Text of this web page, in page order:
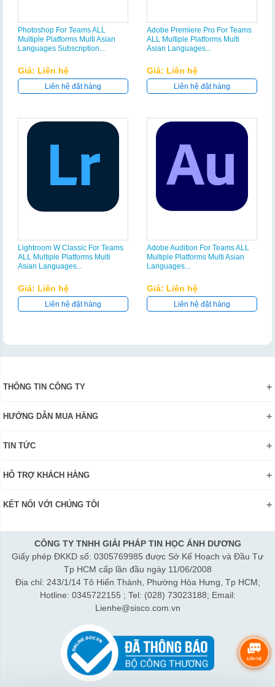
Photoshop For Teams ALL
Multiple Platforms Multi Asian
Languages Subscription...
Giá: Liên hệ
Liên hệ đặt hàng
Adobe Premiere Pro For Teams
ALL Multiple Platforms Multi
Asian Languages...
Giá: Liên hệ
Liên hệ đặt hàng
Lightroom W Classic For Teams
ALL Multiple Platforms Multi
Asian Languages...
Giá: Liên hệ
Liên hệ đặt hàng
Adobe Audition For Teams ALL
Multiple Platforms Multi Asian
Languages...
Giá: Liên hệ
Liên hệ đặt hàng
THÔNG TIN CÔNG TY
Chính sách bảo mật thông tin
HƯỚNG DẪN MUA HÀNG
Thanh toán và giao hàng
Hướng dẫn đăng ký tài khoản
Kiểm tra tình trạng đơn hàng
TIN TỨC
Review sản phẩm
HỖ TRỢ KHÁCH HÀNG
Bán hàng: 0345 722155
Hợp tác: LienHe@sisco.com.vn
Thời gian làm việc từ Thứ 2- Thứ 7:
Sáng 8h15-12h; Chiều 1h15-5h30
Thứ 7 làm đến 3h30 chiều.
KẾT NỐI VỚI CHÚNG TÔI
CÔNG TY TNHH GIẢI PHÁP TIN HỌC ÁNH DƯƠNG
Giấy phép ĐKKD số: 0305769985 được Sở Kế Hoạch và Đầu Tư
Tp HCM cấp lần đầu ngày 11/06/2008
Địa chỉ: 243/1/14 Tô Hiến Thành, Phường Hòa Hưng, Tp HCM;
Hotline: 0345722155 ; Tel: (028) 73023188; Email:
Lienhe@sisco.com.vn